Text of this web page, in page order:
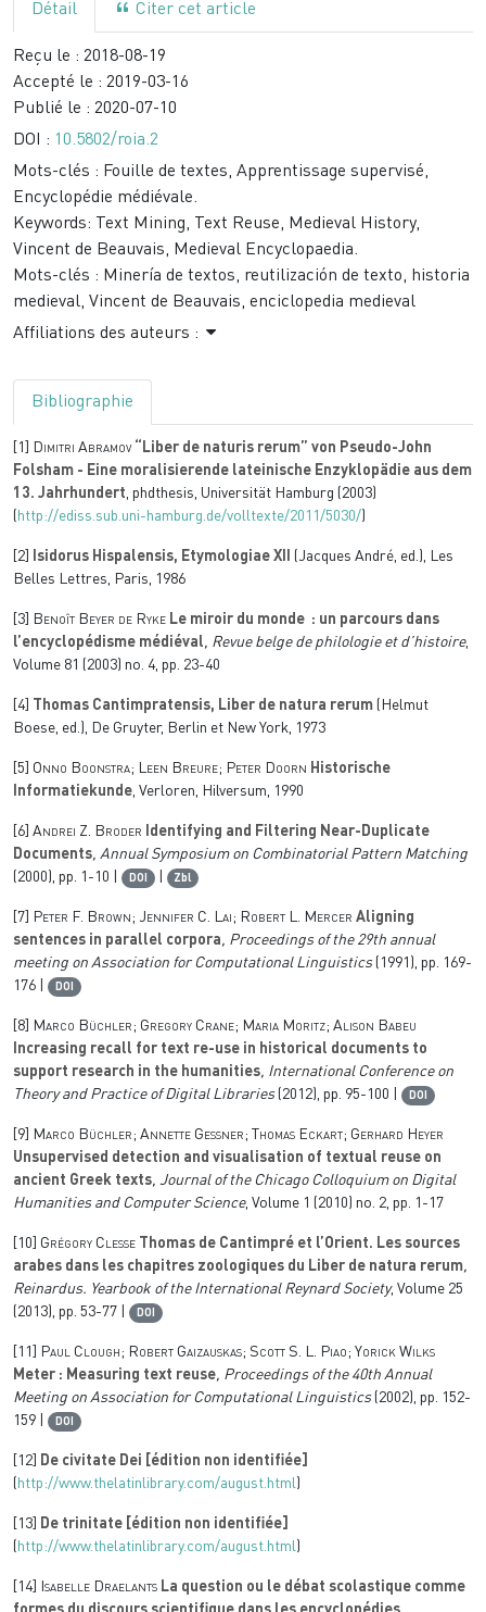
Détail Citer cet article
Reçu le : 2018-08-19
Accepté le : 2019-03-16
Publié le : 2020-07-10
DOI : 10.5802/roia.2
Mots-clés : Fouille de textes, Apprentissage supervisé,
Encyclopédie médiévale.
Keywords:
Text Mining, Text Reuse, Medieval History,
Vincent de Beauvais, Medieval Encyclopaedia.
Mots-clés : Minería de textos, reutilización de texto, historia
medieval, Vincent de Beauvais, enciclopedia medieval
Affiliations des auteurs :
Bibliographie
[1] Dimitri Abramov“Liber de naturis rerum” von Pseudo-John
Folsham - Eine moralisierende lateinische Enzyklopädie aus dem
13. Jahrhundert, phdthesis, Universität Hamburg (2003)
( http://ediss.sub.uni-hamburg.de/volltexte/2011/5030/)
[2] Isidorus Hispalensis, Etymologiae XII
(Jacques André, ed.), Les
Belles Lettres, Paris, 1986
[3] Benoît Beyer de Ryke Le miroir du monde : un parcours dans
l’encyclopédisme médiéval, Revue belge de philologie et d’histoire,
Volume 81 (2003) no. 4, pp. 23-40
[4] Thomas Cantimpratensis, Liber de natura rerum (Helmut
Boese, ed.), De Gruyter, Berlin et New York, 1973
[5] Onno Boonstra; Leen Breure; Peter Doorn Historische
Informatiekunde, Verloren, Hilversum, 1990
[6] Andrei Z. Broder Identifying and Filtering Near-Duplicate
Documents, Annual Symposium on Combinatorial Pattern Matching
(2000), pp. 1-10 |
DOI | Zbl
[7] Peter F. Brown; Jennifer C. Lai; Robert L. Mercer Aligning
sentences in parallel corpora, Proceedings of the 29th annual
meeting on Association for Computational Linguistics(1991), pp. 169-
176 |
DOI
[8]
Marco Büchler; Gregory Crane; Maria Moritz; Alison Babeu
Increasing recall for text re-use in historical documents to
support research in the humanities, International Conference on
Theory and Practice of Digital Libraries(2012), pp. 95-100 | DOI
[9]
Marco Büchler; Annette Geßner; Thomas Eckart; Gerhard Heyer
Unsupervised detection and visualisation of textual reuse on
ancient Greek texts, Journal of the Chicago Colloquium on Digital
Humanities and Computer Science, Volume 1 (2010) no. 2, pp. 1-17
[10] Grégory Clesse Thomas de Cantimpré et l’Orient. Les sources
arabes dans les chapitres zoologiques du Liber de natura rerum,
Reinardus. Yearbook of the International Reynard Society, Volume 25
(2013), pp. 53-77 |
DOI
[11]
Paul Clough; Robert Gaizauskas; Scott S. L. Piao; Yorick Wilks
Meter : Measuring text reuse, Proceedings of the 40th Annual
Meeting on Association for Computational Linguistics(2002), pp. 152-
159 |
DOI
[12]
De civitate Dei [édition non identifiée]
( http://www.thelatinlibrary.com/august.html)
[13]
De trinitate [édition non identifiée]
( http://www.thelatinlibrary.com/august.html)
[14] Isabelle Draelants La question ou le débat scolastique comme